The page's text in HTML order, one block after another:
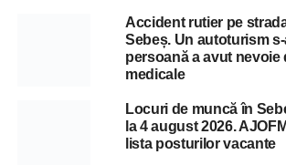
Accident rutier pe
Sebeș. Un autoturism
persoană a avut nevoie
medicale
Locuri de muncă în
la 4 august 2026.
lista posturilor vacante